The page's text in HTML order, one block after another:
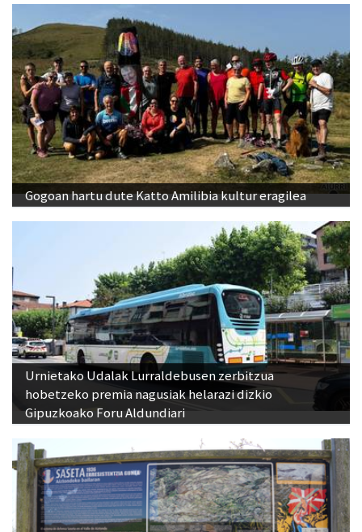
Gogoan hartu dute Katto Amilibia kultur eragilea
Urnietako Udalak Lurraldebusen zerbitzua
hobetzeko premia nagusiak helarazi dizkio
Gipuzkoako Foru Aldundiari